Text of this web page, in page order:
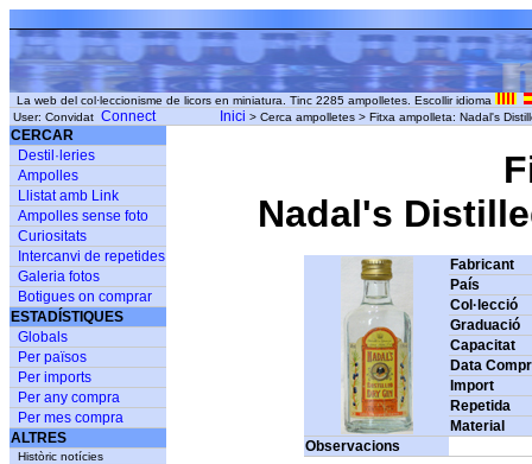
La web del col·leccionisme de licors en miniatura. Tinc 2285 ampolletes. Escollir idioma
User: Convidat Connect Inici > Cerca ampolletes > Fitxa ampolleta: Nadal's
CERCAR
Destil·leries
Ampolles
Llistat amb Link
Ampolles sense foto
Curiositats
Intercanvi de repetides
Galeria fotos
Botigues on comprar
ESTADÍSTIQUES
Globals
Per països
Per imports
Per any compra
Per mes compra
ALTRES
Històric notícies
Nadal's
Fabricant
País
Col·lecció
Graduació
Capacitat
Data
Import
Repetida
Material
Observacions